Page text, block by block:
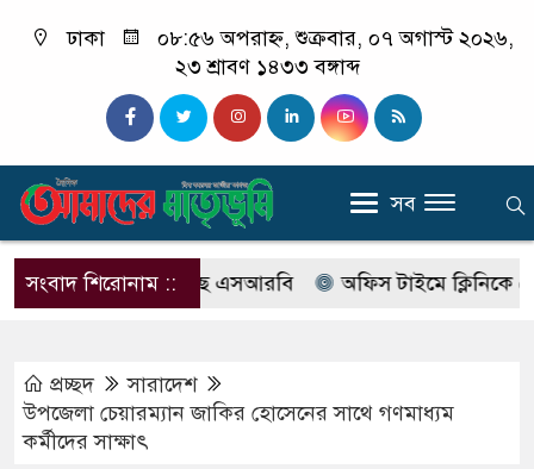
ঢাকা
০৮:৫৬ অপরাহ্ন, শুক্রবার, ০৭ অগাস্ট ২০২৬,
২৩ শ্রাবণ ১৪৩৩ বঙ্গাব্দ
সব
সংবাদ শিরোনাম ::
নাম বদলে আসছে এসআরবি অফিস টাইমে ক্লিনিকে রোগী
প্রচ্ছদ
সারাদেশ
উপজেলা চেয়ারম্যান জাকির হোসেনের সাথে গণমাধ্যম
কর্মীদের সাক্ষাৎ